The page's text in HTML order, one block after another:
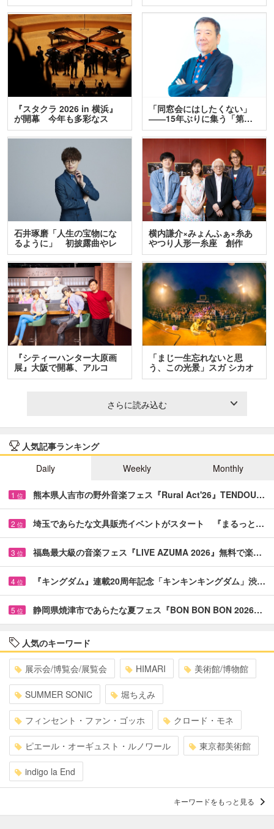
訊…
『スタクラ 2026 in 横浜』
が開幕 今年も多彩なス
テ…
「同窓会にはしたくない」
――15年ぶりに集う「第…
石井琢磨「人生の宝物にな
るように」 初披露曲やレ
ア…
横内謙介×みょんふぁ×糸あ
やつり人形一糸座 創作
人…
『シティーハンター大原画
展』大阪で開幕、アルコ
＆…
「まじ一生忘れないと思
う、この光景」スガ シカオ
と…
さらに読み込む
人気記事ランキング
Daily
Weekly Monthly
1 位 熊本県人吉市の野外音楽フェス『Rural Act'26』TENDOU…
2 位 埼玉であらたな文具販売イベントがスタート 『まるっと…
3 位 福島最大級の音楽フェス『LIVE AZUMA 2026』無料で楽…
4 位 『キングダム』連載20周年記念「キンキンキングダム」渋…
5 位 静岡県焼津市であらたな夏フェス『BON BON BON 2026…
人気のキーワード
展示会/博覧会/展覧会 HIMARI 美術館/博物館
SUMMER SONIC 堀ちえみ
フィンセント・ファン・ゴッホ クロード・モネ
ピエール・オーギュスト・ルノワール 東京都美術館
indigo la End
キーワードをもっと見る